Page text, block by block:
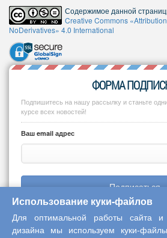
Содержимое данной
Creative Commons
NoDerivatives» 4.0 International
ФОРМА
Подпишитесь на нашу рассылку и станьте
курсе всех новостей!
Ваш email адрес
Подписаться
Использование куки-файлов
Для оптимальной работы сайта и
дизайна мы используем куки-